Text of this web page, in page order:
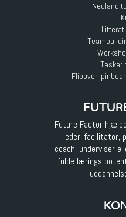
Neuland
Tasker
Flipover,
Future Factor
leder, facilitator,
coach, underviser
fulde lærings-